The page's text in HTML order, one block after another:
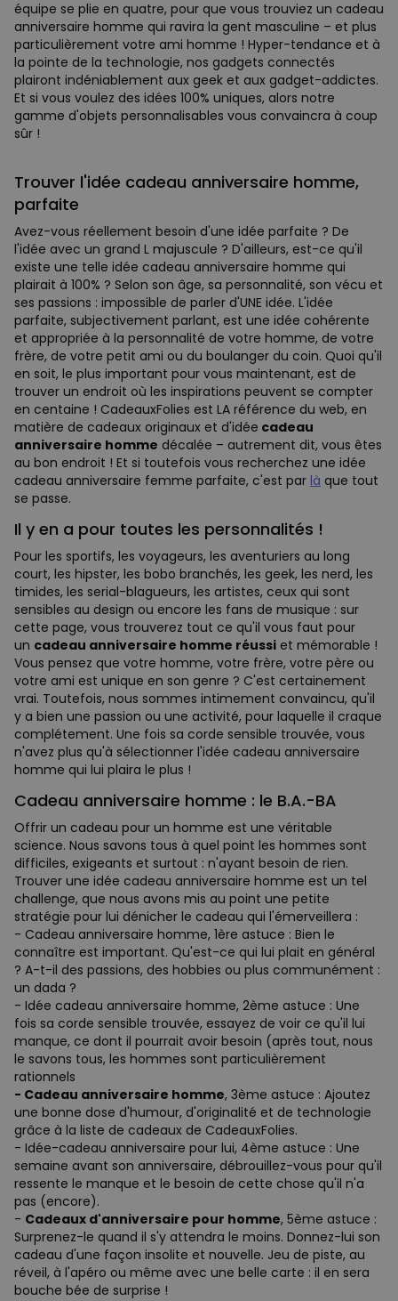
équipe se plie en quatre, pour que vous trouviez un cadeau
anniversaire homme qui ravira la gent masculine – et plus
particulièrement votre ami homme ! Hyper-tendance et à
la pointe de la technologie, nos gadgets connectés
plairont indéniablement aux geek et aux gadget-addictes.
Et si vous voulez des idées 100% uniques, alors notre
gamme d'objets personnalisables vous convaincra à coup
sûr !
Trouver l'idée cadeau anniversaire homme,
parfaite
Avez-vous réellement besoin d'une idée parfaite ? De
l'idée avec un grand L majuscule ? D'ailleurs, est-ce qu'il
existe une telle idée cadeau anniversaire homme qui
plairait à 100% ? Selon son âge, sa personnalité, son vécu et
ses passions : impossible de parler d'UNE idée. L'idée
parfaite, subjectivement parlant, est une idée cohérente
et appropriée à la personnalité de votre homme, de votre
frère, de votre petit ami ou du boulanger du coin. Quoi qu'il
en soit, le plus important pour vous maintenant, est de
trouver un endroit où les inspirations peuvent se compter
en centaine ! CadeauxFolies est LA référence du web, en
matière de cadeaux originaux et d'idée cadeau
anniversaire homme décalée – autrement dit, vous êtes
au bon endroit ! Et si toutefois vous recherchez une idée
cadeau anniversaire femme parfaite, c'est par là que tout
se passe.
Il y en a pour toutes les personnalités !
Pour les sportifs, les voyageurs, les aventuriers au long
court, les hipster, les bobo branchés, les geek, les nerd, les
timides, les serial-blagueurs, les artistes, ceux qui sont
sensibles au design ou encore les fans de musique : sur
cette page, vous trouverez tout ce qu'il vous faut pour
un cadeau anniversaire homme réussi et mémorable !
Vous pensez que votre homme, votre frère, votre père ou
votre ami est unique en son genre ? C'est certainement
vrai. Toutefois, nous sommes intimement convaincu, qu'il
y a bien une passion ou une activité, pour laquelle il craque
complétement. Une fois sa corde sensible trouvée, vous
n'avez plus qu'à sélectionner l'idée cadeau anniversaire
homme qui lui plaira le plus !
Cadeau anniversaire homme : le B.A.-BA
Offrir un cadeau pour un homme est une véritable
science. Nous savons tous à quel point les hommes sont
difficiles, exigeants et surtout : n'ayant besoin de rien.
Trouver une idée cadeau anniversaire homme est un tel
challenge, que nous avons mis au point une petite
stratégie pour lui dénicher le cadeau qui l'émerveillera :
- Cadeau anniversaire homme, 1ère astuce : Bien le
connaître est important. Qu'est-ce qui lui plait en général
? A-t-il des passions, des hobbies ou plus communément :
un dada ?
- Idée cadeau anniversaire homme, 2ème astuce : Une
fois sa corde sensible trouvée, essayez de voir ce qu'il lui
manque, ce dont il pourrait avoir besoin (après tout, nous
le savons tous, les hommes sont particulièrement
rationnels
- Cadeau anniversaire homme, 3ème astuce : Ajoutez
une bonne dose d'humour, d'originalité et de technologie
grâce à la liste de cadeaux de CadeauxFolies.
- Idée-cadeau anniversaire pour lui, 4ème astuce : Une
semaine avant son anniversaire, débrouillez-vous pour qu'il
ressente le manque et le besoin de cette chose qu'il n'a
pas (encore).
- Cadeaux d'anniversaire pour homme, 5ème astuce :
Surprenez-le quand il s'y attendra le moins. Donnez-lui son
cadeau d'une façon insolite et nouvelle. Jeu de piste, au
réveil, à l'apéro ou même avec une belle carte : il en sera
bouche bée de surprise !